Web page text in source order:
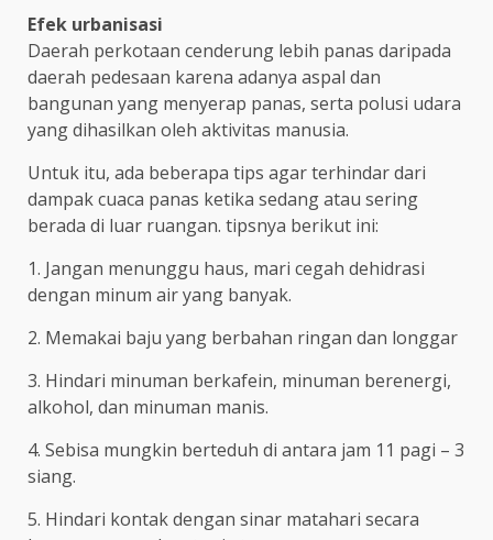
Efek urbanisasi
Daerah perkotaan cenderung lebih panas daripada
daerah pedesaan karena adanya aspal dan
bangunan yang menyerap panas, serta polusi udara
yang dihasilkan oleh aktivitas manusia.
Untuk itu, ada beberapa tips agar terhindar dari
dampak cuaca panas ketika sedang atau sering
berada di luar ruangan. tipsnya berikut ini:
1. Jangan menunggu haus, mari cegah dehidrasi
dengan minum air yang banyak.
2. Memakai baju yang berbahan ringan dan longgar
3. Hindari minuman berkafein, minuman berenergi,
alkohol, dan minuman manis.
4. Sebisa mungkin berteduh di antara jam 11 pagi – 3
siang.
5. Hindari kontak dengan sinar matahari secara